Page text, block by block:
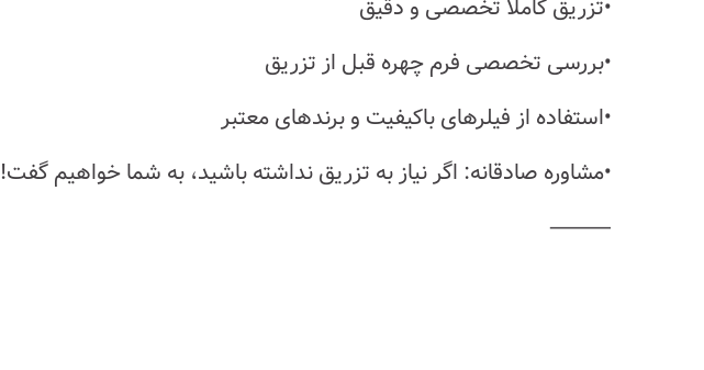
•تزریق کاملاً تخصصی و دقیق
•بررسی تخصصی فرم چهره قبل از تزریق
•استفاده از فیلرهای با‌کیفیت و برندهای معتبر
•مشاوره صادقانه: اگر نیاز به تزریق نداشته باشید، به شما خواهیم گفت!
⸻